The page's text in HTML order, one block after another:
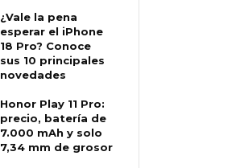
¿Vale la pena
esperar el iPhone
18 Pro? Conoce
sus 10 principales
novedades
Honor Play 11 Pro:
precio, batería de
7.000 mAh y solo
7,34 mm de grosor